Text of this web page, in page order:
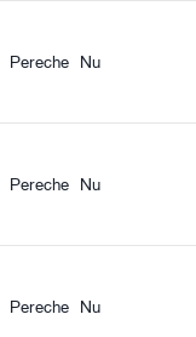
Pereche Nu
Pereche Nu
Pereche Nu